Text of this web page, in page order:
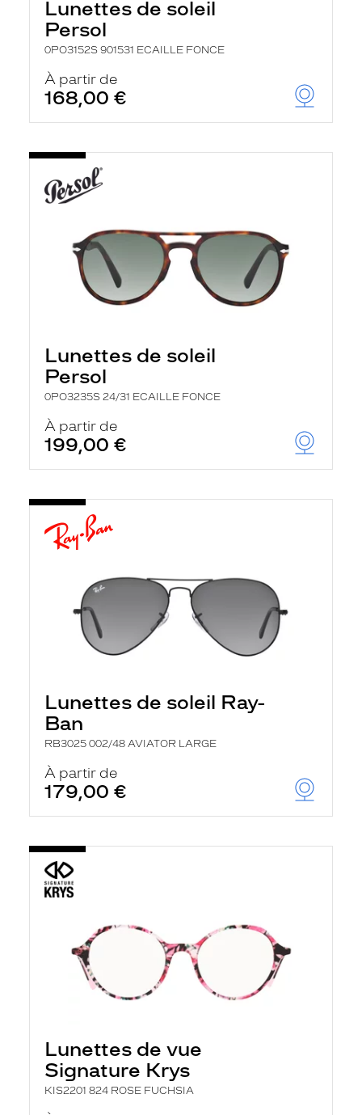
Lunettes de soleil
Persol
0PO3152S 901531 ECAILLE FONCE
À partir de
168,00 €
Lunettes de soleil
Persol
0PO3235S 24/31 ECAILLE FONCE
À partir de
199,00 €
Lunettes de soleil Ray-
Ban
RB3025 002/48 AVIATOR LARGE
À partir de
179,00 €
Lunettes de vue
Signature Krys
KIS2201 824 ROSE FUCHSIA